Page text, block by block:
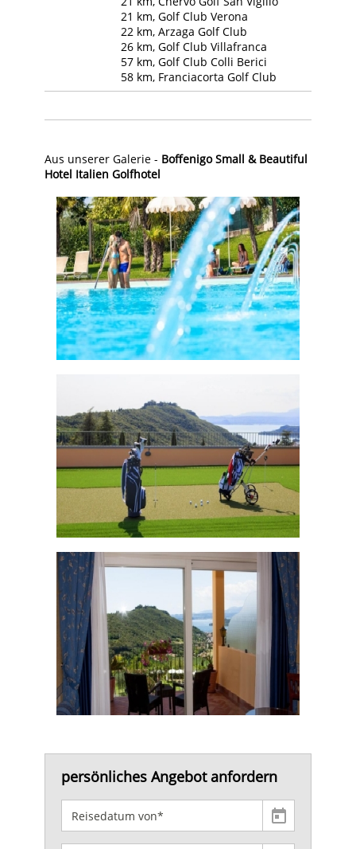
21 km, Golf Club Verona
22 km, Arzaga Golf Club
26 km, Golf Club Villafranca
57 km, Golf Club Colli Berici
58 km, Franciacorta Golf Club
Aus unserer Galerie - Boffenigo Small & Beautiful
Hotel Italien Golfhotel
persönliches Angebot anfordern